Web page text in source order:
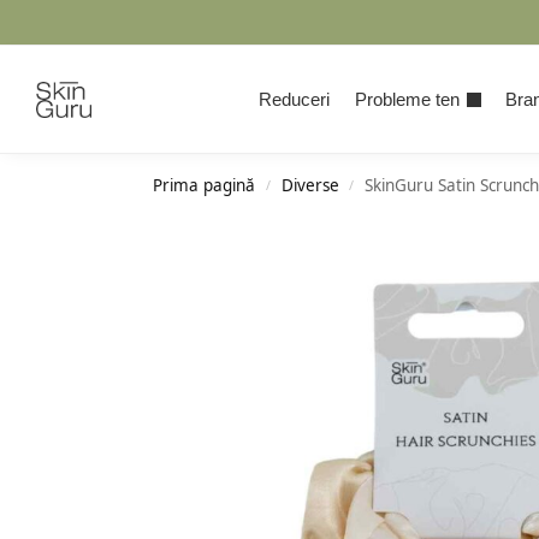
Reduceri Probleme ten
Prima pagină / Diverse / SkinGuru Satin